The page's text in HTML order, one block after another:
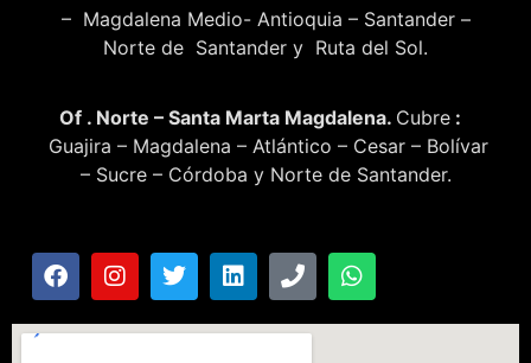
– Magdalena Medio- Antioquia – Santander –
Norte de Santander y Ruta del Sol.
Of . Norte – Santa Marta Magdalena. Cubre :
Guajira – Magdalena – Atlántico – Cesar – Bolívar
– Sucre – Córdoba y Norte de Santander.